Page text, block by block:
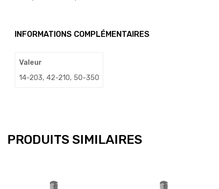
INFORMATIONS COMPLÉMENTAIRES
Valeur
14-203, 42-210, 50-350
PRODUITS SIMILAIRES